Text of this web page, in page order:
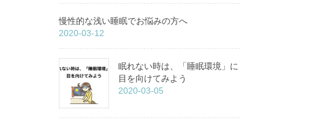
慢性的な浅い睡眠でお悩みの方へ
2020-03-12
眠れない時は、「睡眠環境」に
目を向けてみよう
2020-03-05